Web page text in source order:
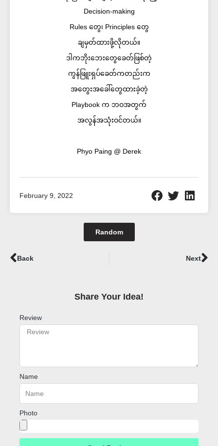
Decision-making
Rules တွေ၊ Principles တွေ
ချမှတ်ထားဖို့လိုတယ်။
ဒါကဘိုးဘေးတွေခေတ်ဖြစ်တဲ့
ကွန်ဖြူးရှပ်ခေတ်ကတည်းက
အတွေးအခေါ်တွေထားခဲ့တဲ့
Playbook က ဘဝအတွက်
အလွန်အသုံးဝင်တယ်။
Phyo Paing @ Derek
February 9, 2022
Random
Prev
Back Next
Share Your Idea!​
Review
Name
Photo